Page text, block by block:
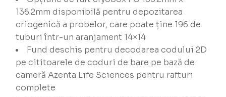
136.2mm disponibilă pentru depozitarea
criogenică a probelor, care poate ține 196 de
tuburi într-un aranjament 14×14
Fund deschis pentru decodarea codului 2D
pe cititoarele de coduri de bare pe bază de
cameră Azenta Life Sciences pentru rafturi
complete